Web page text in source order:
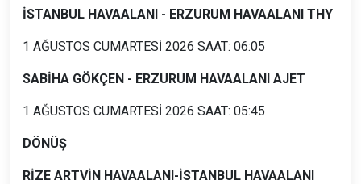
İSTANBUL HAVAALANI - ERZURUM HAVAALANI THY
1 AĞUSTOS CUMARTESİ 2026 SAAT: 06:05
SABİHA GÖKÇEN - ERZURUM HAVAALANI AJET
1 AĞUSTOS CUMARTESİ 2026 SAAT: 05:45
DÖNÜŞ
RİZE ARTVİN HAVAALANI-İSTANBUL HAVAALANI